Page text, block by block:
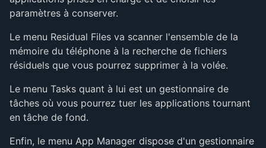
paramètres à conserver.
Le menu Residual Files va scanner l'ensemble de la
mémoire du téléphone à la recherche de fichiers
résiduels que vous pourrez supprimer à la volée.
Le menu Tasks quant à lui est un gestionnaire de
tâches où vous pourrez tuer les applications tournant
en tâche de fond.
Enfin, le menu App Manager dispose d'un gestionnaire